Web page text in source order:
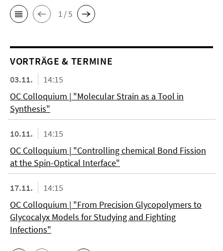
1 / 5
VORTRÄGE & TERMINE
03.11.
14:15
OC Colloquium | "Molecular Strain as a Tool in
Synthesis"
10.11.
14:15
OC Colloquium | "Controlling chemical Bond Fission
at the Spin-Optical Interface"
17.11.
14:15
OC Colloquium | "From Precision Glycopolymers to
Glycocalyx Models for Studying and Fighting
Infections"